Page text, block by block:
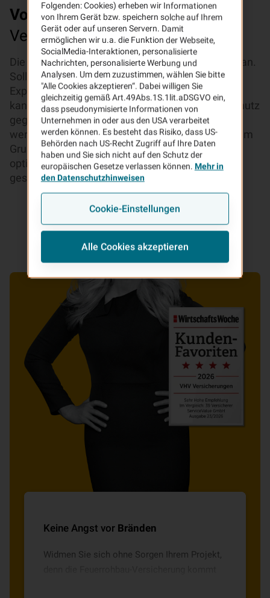
VorteileIhrer VHV Feuerrohbau-
Versicherung
Die VHV schützt Ihr Eigenheim vom ersten Stein an.
Sollten Schäden durch Brand, Blitzschlag oder
Explosion entstehen, leisten wir. Darüber hinaus
kann in der Rohbauphase auch Versicherungsschutz
gegen die Gefahren Sturm/Hagel vereinbart
werden. Mitversichert sind dabei auch alle auf dem
Grundstück gelagerten Baustoffe. So sind Sie
optimal abgesichert – bis die letzte Dachpfanne
gesetzt ist.
Keine Angst vor Bränden
Widmen Sie sich ohne Sorgen Ihrem Projekt,
Folgenden: Cookies) erheben wir Informationen
von Ihrem Gerät bzw. speichern solche auf Ihrem
Gerät oder auf unseren Servern. Damit
ermöglichen wir u.a. die Funktion der Webseite,
SocialMedia-Interaktionen, personalisierte
Nachrichten, personalisierte Werbung und
Analysen. Um dem zuzustimmen, wählen Sie bitte
"Alle Cookies akzeptieren“. Dabei willigen Sie
gleichzeitig gemäß Art.49Abs.1S.1lit.aDSGVO ein,
dass pseudonymisierte Informationen von
Unternehmen in oder aus den USA verarbeitet
werden können. Es besteht das Risiko, dass US-
Behörden nach US-Recht Zugriff auf Ihre Daten
haben und Sie sich nicht auf den Schutz der
europäischen Gesetze verlassen können. Mehr in
den Datenschutzhinweisen
Cookie-Einstellungen
Alle Cookies akzeptieren